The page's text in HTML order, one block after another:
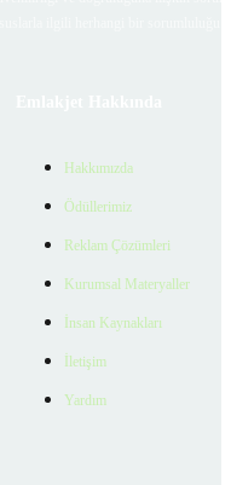
Hakkımızda
Ödüllerimiz
Reklam Çözümleri
Kurumsal Materyaller
İnsan Kaynakları
İletişim
Yardım